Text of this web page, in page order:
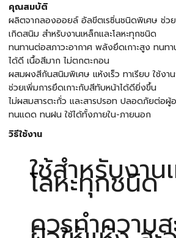
คุณสมบัติ
ผลิตจากลองออยล์ อัลขีตเรซิ่นชนิดพิเศษ ช่ว
เกิดสนิม สำหรับงานเหล็กและโลหะทุกชนิด
ทนทานต่อสภาวะอากาศ พลังยึดเกาะสูง ทนท
ได้ดี เนื้อสีมาก ไม่ตกตะกอน
ผสมผงสีกันสนิมพิเศษ แห้งเร็ว ทาเรียบ ใช้งา
ช่วยเพิ่มการยึดเกาะกับสีทับหน้าได้ดียิ่งขึ้น
ไม่ผสมสารตะกั่ว และสารปรอท ปลอดภัยต่อผู้
ทนแดด ทนฝน ใช้ได้ทั้งภายใน-ภายนอก
วิธีใช้งาน
ใช้สำหรับงาน
โลหะทุกชนิด
ควรทำความ